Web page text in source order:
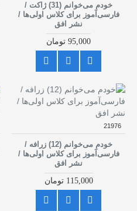
خودم می‌خوانم (31) ژاکت /
فارسی‌آموز برای کلاس اولی‌ها /
نشر افق
95,000 تومان
21976
خودم می‌خوانم (12) زرافه /
فارسی‌آموز برای کلاس اولی‌ها /
نشر افق
115,000 تومان